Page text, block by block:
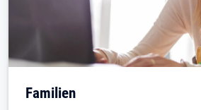
Familien